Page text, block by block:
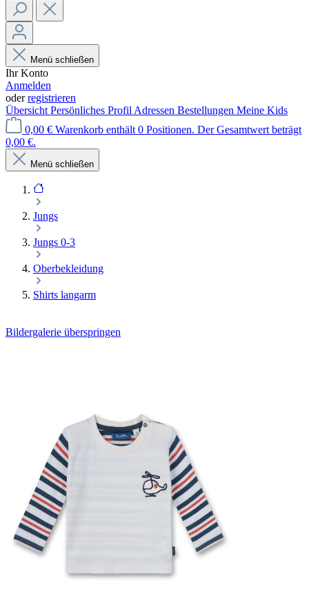
Menü schließen
Ihr Konto
Anmelden
oderregistrieren
Übersicht Persönliches Profil Adressen Bestellungen Meine Kids
0,00 € Warenkorb enthält 0 Positionen. Der Gesamtwert beträgt
0,00 €.
Menü schließen
Jungs
Jungs 0-3
Oberbekleidung
Shirts langarm
Bildergalerie überspringen